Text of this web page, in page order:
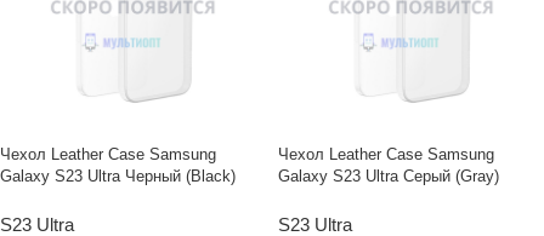
Чехол Leather Case Samsung
Galaxy S23 Ultra Черный (Black)
S23 Ultra
Чехол Leather Case Samsung
Galaxy S23 Ultra Серый (Gray)
S23 Ultra